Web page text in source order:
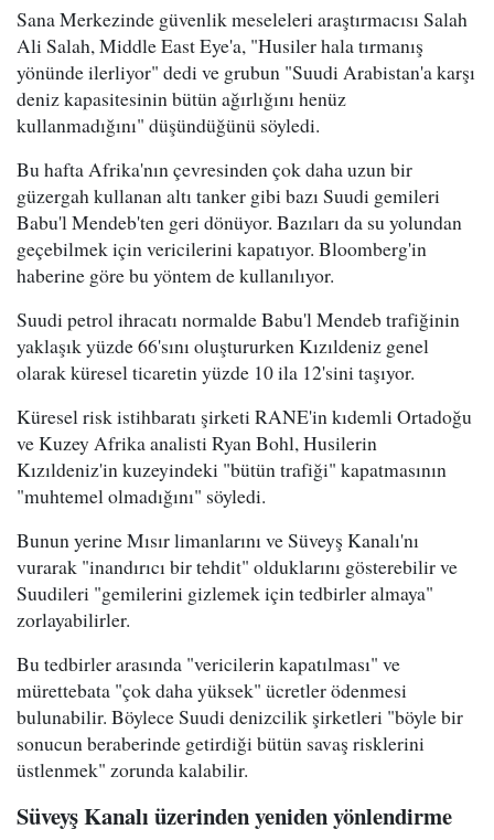
Sana Merkezinde güvenlik meseleleri araştırmacısı Salah
Ali Salah, Middle East Eye'a, "Husiler hala tırmanış
yönünde ilerliyor" dedi ve grubun "Suudi Arabistan'a karşı
deniz kapasitesinin bütün ağırlığını henüz
kullanmadığını" düşündüğünü söyledi.
Bu hafta Afrika'nın çevresinden çok daha uzun bir
güzergah kullanan altı tanker gibi bazı Suudi gemileri
Babu'l Mendeb'ten geri dönüyor. Bazıları da su yolundan
geçebilmek için vericilerini kapatıyor. Bloomberg'in
haberine göre bu yöntem de kullanılıyor.
Suudi petrol ihracatı normalde Babu'l Mendeb trafiğinin
yaklaşık yüzde 66'sını oluştururken Kızıldeniz genel
olarak küresel ticaretin yüzde 10 ila 12'sini taşıyor.
Küresel risk istihbaratı şirketi RANE'in kıdemli Ortadoğu
ve Kuzey Afrika analisti Ryan Bohl, Husilerin
Kızıldeniz'in kuzeyindeki "bütün trafiği" kapatmasının
"muhtemel olmadığını" söyledi.
Bunun yerine Mısır limanlarını ve Süveyş Kanalı'nı
vurarak "inandırıcı bir tehdit" olduklarını gösterebilir ve
Suudileri "gemilerini gizlemek için tedbirler almaya"
zorlayabilirler.
Bu tedbirler arasında "vericilerin kapatılması" ve
mürettebata "çok daha yüksek" ücretler ödenmesi
bulunabilir. Böylece Suudi denizcilik şirketleri "böyle bir
sonucun beraberinde getirdiği bütün savaş risklerini
üstlenmek" zorunda kalabilir.
Süveyş Kanalı üzerinden yeniden yönlendirme